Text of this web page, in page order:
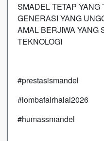
SMADEL TETAP
GENERASI YANG
AMAL BERJIWA YANG
TEKNOLOGI
#prestasismandel
#lombafairhalal2026
#humassmandel